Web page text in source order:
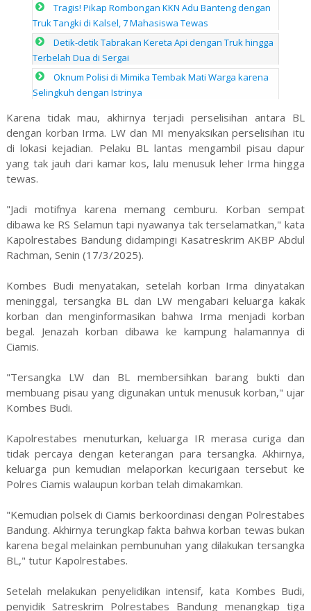
Tragis! Pikap Rombongan KKN Adu Banteng dengan
Truk Tangki di Kalsel, 7 Mahasiswa Tewas
Detik-detik Tabrakan Kereta Api dengan Truk hingga
Terbelah Dua di Sergai
Oknum Polisi di Mimika Tembak Mati Warga karena
Selingkuh dengan Istrinya
Karena tidak mau, akhirnya terjadi perselisihan antara BL
dengan korban Irma. LW dan MI menyaksikan perselisihan itu
di lokasi kejadian. Pelaku BL lantas mengambil pisau dapur
yang tak jauh dari kamar kos, lalu menusuk leher Irma hingga
tewas.
"Jadi motifnya karena memang cemburu. Korban sempat
dibawa ke RS Selamun tapi nyawanya tak terselamatkan," kata
Kapolrestabes Bandung didampingi Kasatreskrim AKBP Abdul
Rachman, Senin (17/3/2025).
Kombes Budi menyatakan, setelah korban Irma dinyatakan
meninggal, tersangka BL dan LW mengabari keluarga kakak
korban dan menginformasikan bahwa Irma menjadi korban
begal. Jenazah korban dibawa ke kampung halamannya di
Ciamis.
"Tersangka LW dan BL membersihkan barang bukti dan
membuang pisau yang digunakan untuk menusuk korban," ujar
Kombes Budi.
Kapolrestabes menuturkan, keluarga IR merasa curiga dan
tidak percaya dengan keterangan para tersangka. Akhirnya,
keluarga pun kemudian melaporkan kecurigaan tersebut ke
Polres Ciamis walaupun korban telah dimakamkan.
"Kemudian polsek di Ciamis berkoordinasi dengan Polrestabes
Bandung. Akhirnya terungkap fakta bahwa korban tewas bukan
karena begal melainkan pembunuhan yang dilakukan tersangka
BL," tutur Kapolrestabes.
Setelah melakukan penyelidikan intensif, kata Kombes Budi,
penyidik Satreskrim Polrestabes Bandung menangkap tiga